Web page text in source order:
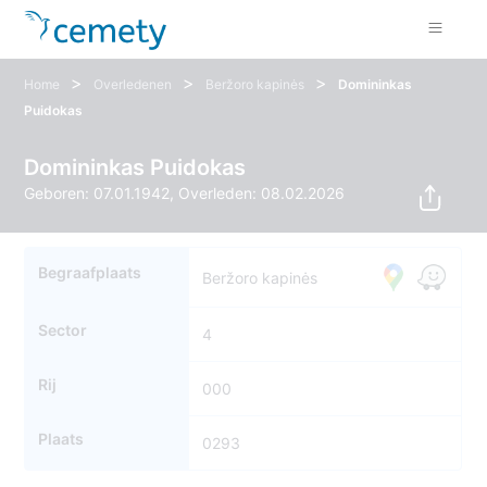
Home > Overledenen > Beržoro kapinės >
Domininkas
Puidokas
Domininkas Puidokas
Geboren: 07.01.1942, Overleden: 08.02.2026
Begraafplaats Beržoro kapinės
Sector 4
Rij 000
Plaats 0293